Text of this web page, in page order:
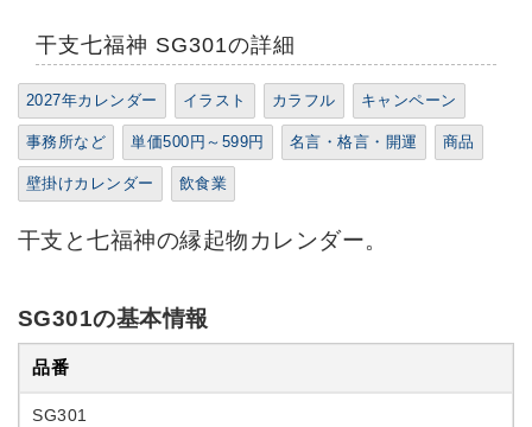
干支七福神 SG301の詳細
2027年カレンダー イラスト カラフル キャンペーン
事務所など 単価500円～599円 名言・格言・開運 商品
壁掛けカレンダー 飲食業
干支と七福神の縁起物カレンダー。
SG301の基本情報
品番
SG301